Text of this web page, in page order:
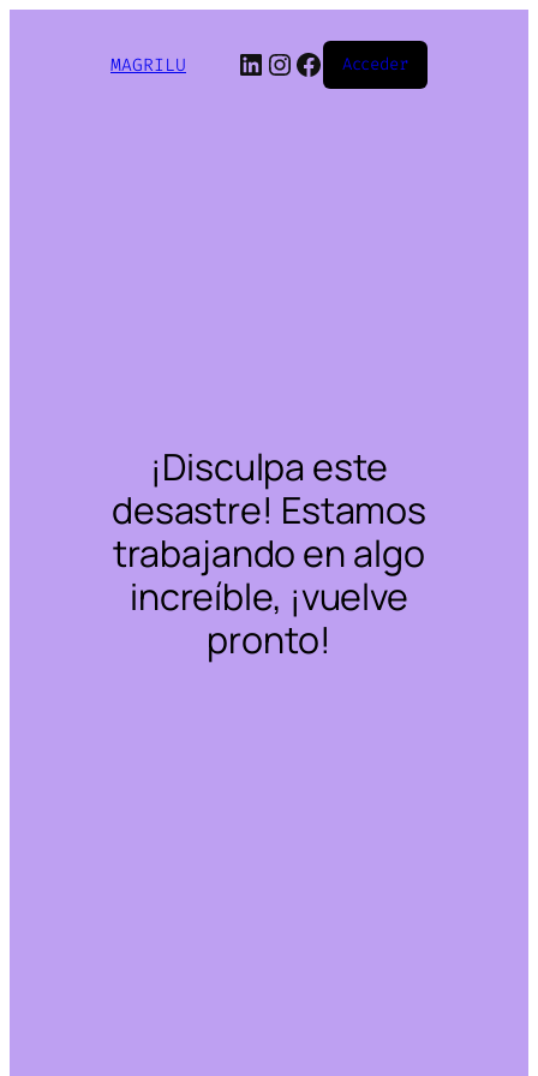
MAGRILU LinkedIn
Instagram
Facebook
Acceder
¡Disculpa este
desastre! Estamos
trabajando en algo
increíble, ¡vuelve
pronto!